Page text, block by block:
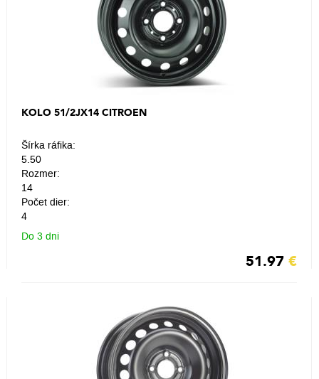
KOLO 51/2JX14 CITROEN
Šírka ráfika:
5.50
Rozmer:
14
Počet dier:
4
Do 3 dni
51.97 €